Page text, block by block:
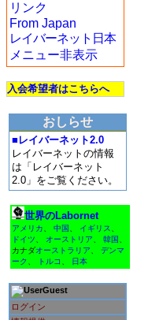
リンク
From Japan
レイバーネット日本
メニュー非表示
入会希望者はこちらへ
おしらせ
■レイバーネット2.0
レイバーネットの情報
は「レイバーネット
2.0」をご覧ください。
世界のLabornet
アメリカ 中国 イギリス
ドイツ
オーストリア 韓国
カナダオーストラリア
デンマ
ーク
トルコ 日本
Guest
ログイン